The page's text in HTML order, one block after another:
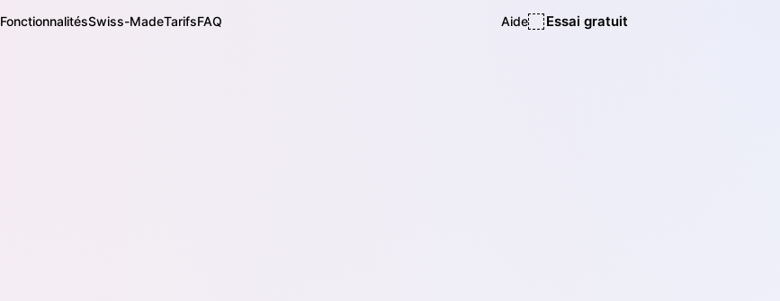
FonctionnalitésSwiss-MadeTarifsFAQ Aide Essai gratuit